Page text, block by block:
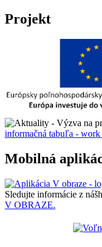
Projekt
informačná tabuľa - work
Mobilná
Sledujte informácie z
V OBRAZE.